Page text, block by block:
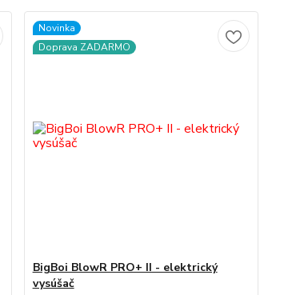
Novinka
Doprava ZADARMO
BigBoi BlowR PRO+ II - elektrický
vysúšač